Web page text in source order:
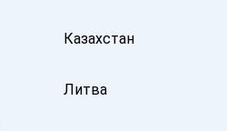
Казахстан
Литва